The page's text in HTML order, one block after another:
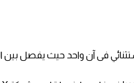
فى آن واحد حيث يفصل بين